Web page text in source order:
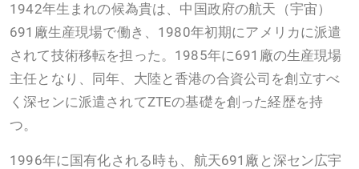
1942年生まれの候為貴は、中国政府の航天（宇宙）
691廠生産現場で働き、1980年初期にアメリカに派遣
されて技術移転を担った。1985年に691廠の生産現場
主任となり、同年、大陸と香港の合資公司を創立すべ
く深センに派遣されてZTEの基礎を創った経歴を持
つ。
1996年に国有化される時も、航天691廠と深セン広宇